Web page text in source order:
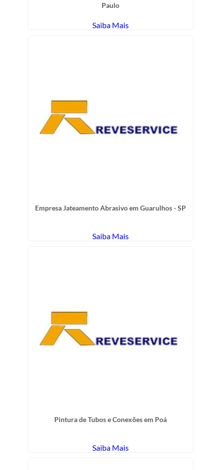
Paulo
Saiba Mais
Empresa Jateamento Abrasivo em Guarulhos - SP
Saiba Mais
Pintura de Tubos e Conexões em Poá
Saiba Mais